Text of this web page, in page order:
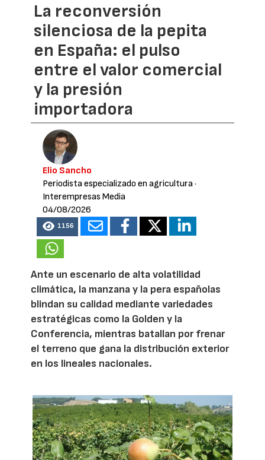
La reconversión
silenciosa de la pepita
en España: el pulso
entre el valor comercial
y la presión
importadora
Elio Sancho
Periodista especializado en agricultura·
Interempresas Media
04/08/2026
1156
Ante un escenario de alta volatilidad
climática, la manzana y la pera españolas
blindan su calidad mediante variedades
estratégicas como la Golden y la
Conferencia, mientras batallan por frenar
el terreno que gana la distribución exterior
en los lineales nacionales.